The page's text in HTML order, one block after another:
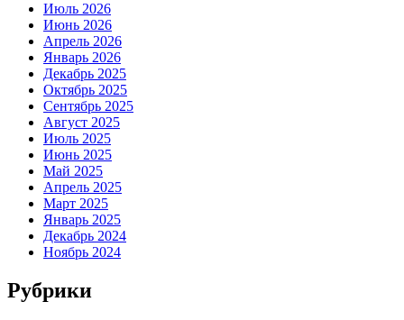
Июль 2026
Июнь 2026
Апрель 2026
Январь 2026
Декабрь 2025
Октябрь 2025
Сентябрь 2025
Август 2025
Июль 2025
Июнь 2025
Май 2025
Апрель 2025
Март 2025
Январь 2025
Декабрь 2024
Ноябрь 2024
Рубрики